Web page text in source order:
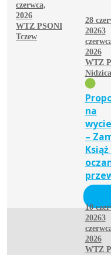
czerwca,
2026
WTZ PSONI
Tczew
28
20263
2026
WTZ
Nidzica
na
–
Książ
10
20263
2026
WTZ